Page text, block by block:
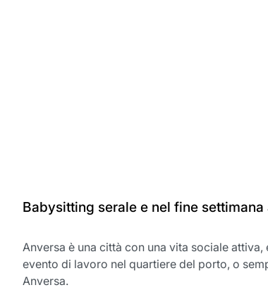
Babysitting serale e nel fine settimana
Anversa è una città con una vita sociale
evento di lavoro nel quartiere del porto, o
Anversa.